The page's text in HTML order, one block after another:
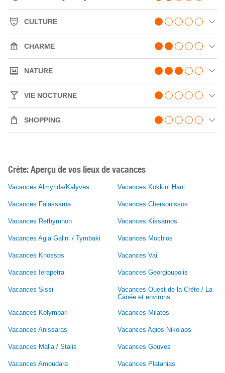
CULTURE
CHARME
NATURE
VIE NOCTURNE
SHOPPING
Crète: Aperçu de vos lieux de vacances
Vacances Almyrida/Kalyves Vacances Kokkini Hani
Vacances Falassarna Vacances Chersonissos
Vacances Rethymnon Vacances Kissamos
Vacances Agia Galini / Tymbaki Vacances Mochlos
Vacances Knossos Vacances Vai
Vacances Ierapetra Vacances Georgioupolis
Vacances Sissi
Vacances Ouest de la Crète / La
Canée et environs
Vacances Kolymbari Vacances Milatos
Vacances Anissaras Vacances Agios Nikolaos
Vacances Malia / Stalis Vacances Gouves
Vacances Amoudara Vacances Platanias